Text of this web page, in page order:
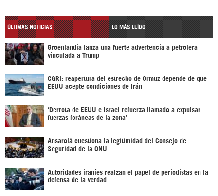
ÚLTIMAS NOTICIAS LO MÁS LEÍDO
Groenlandia lanza una fuerte advertencia a petrolera
vinculada a Trump
CGRI: reapertura del estrecho de Ormuz depende de que
EEUU acepte condiciones de Irán
‘Derrota de EEUU e Israel refuerza llamado a expulsar
fuerzas foráneas de la zona’
Ansarolá cuestiona la legitimidad del Consejo de
Seguridad de la ONU
Autoridades iraníes realzan el papel de periodistas en la
defensa de la verdad